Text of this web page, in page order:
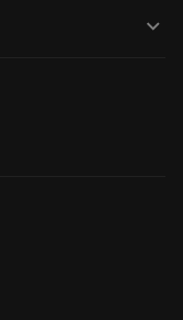
keyboard_arrow_down